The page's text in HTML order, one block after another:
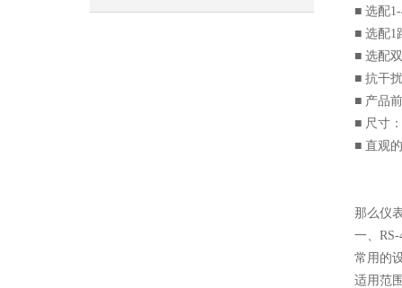
■ 选配
■ 选配1
■ 选配
■ 抗干
■ 产品
■ 尺寸
■ 直观
那么仪
一、
常用的
适用范